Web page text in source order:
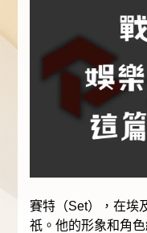
賽特（Set），在埃
祇。他的形象和角